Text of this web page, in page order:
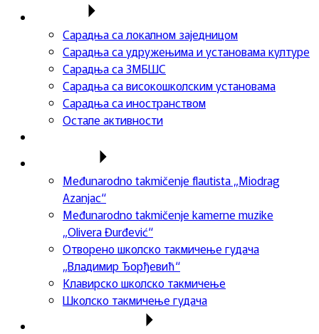
Сарадња са локалном заједницом
Сарадња са удружењима и установама културе
Сарадња са ЗМБШС
Сарадња са високошколским установама
Сарадња са иностранством
Остале активности
Međunarodno takmičenje flautista „Miodrag
Azanjac“
Međunarodno takmičenje kamerne muzike
„Olivera Đurđević“
Отворено школско такмичење гудача
„Владимир Ђорђевић“
Клавирско школско такмичење
Школско такмичење гудача